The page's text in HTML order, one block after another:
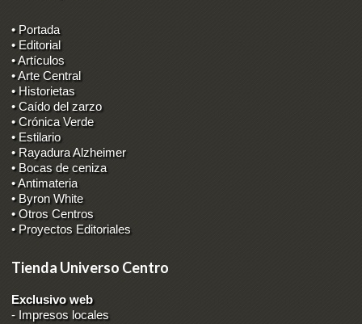
• Portada
• Editorial
• Artículos
• Arte Central
• Historietas
• Caído del zarzo
• Crónica Verde
• Estilario
• Rayadura Alzheimer
• Bocas de ceniza
• Antimateria
• Byron White
• Otros Centros
• Proyectos Editoriales
Tienda Universo Centro
Exclusivo web
- Impresos locales